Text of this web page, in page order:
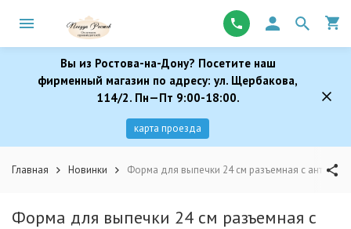
Вы из Ростова-на-Дону? Посетите наш
фирменный магазин по адресу: ул. Щербакова,
114/2. Пн—Пт 9:00-18:00.
карта проезда
Главная Новинки Форма для выпечки 24 см разъемная с
Форма для выпечки 24 см разъемная с